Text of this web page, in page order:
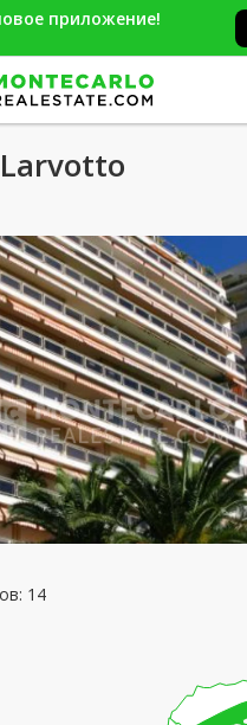
приложение!
14